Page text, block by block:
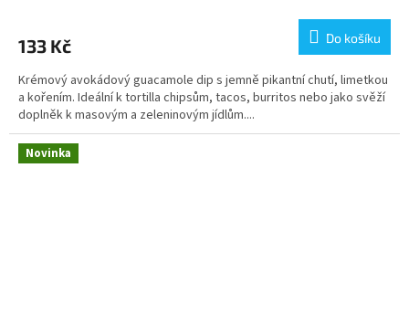
133 Kč Do košíku
Krémový avokádový guacamole dip s jemně pikantní chutí, limetkou
a kořením. Ideální k tortilla chipsům, tacos, burritos nebo jako svěží
doplněk k masovým a zeleninovým jídlům....
Novinka